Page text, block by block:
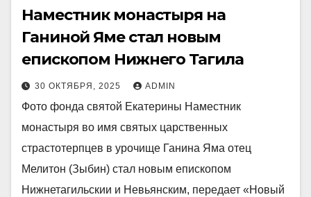
Наместник монастыря на
Ганиной Яме стал новым
епископом Нижнего Тагила
30 ОКТЯБРЯ, 2025 ADMIN
Фото фонда святой Екатерины Наместник
монастыря во имя святых царственных
страстотерпцев в урочище Ганина Яма отец
Мелитон (Зыбин) стал новым епископом
Нижнетагильскии и Невьянским, передает «Новый